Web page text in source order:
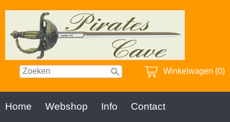
Winkelwagen (0)
Home Webshop Info
Contact